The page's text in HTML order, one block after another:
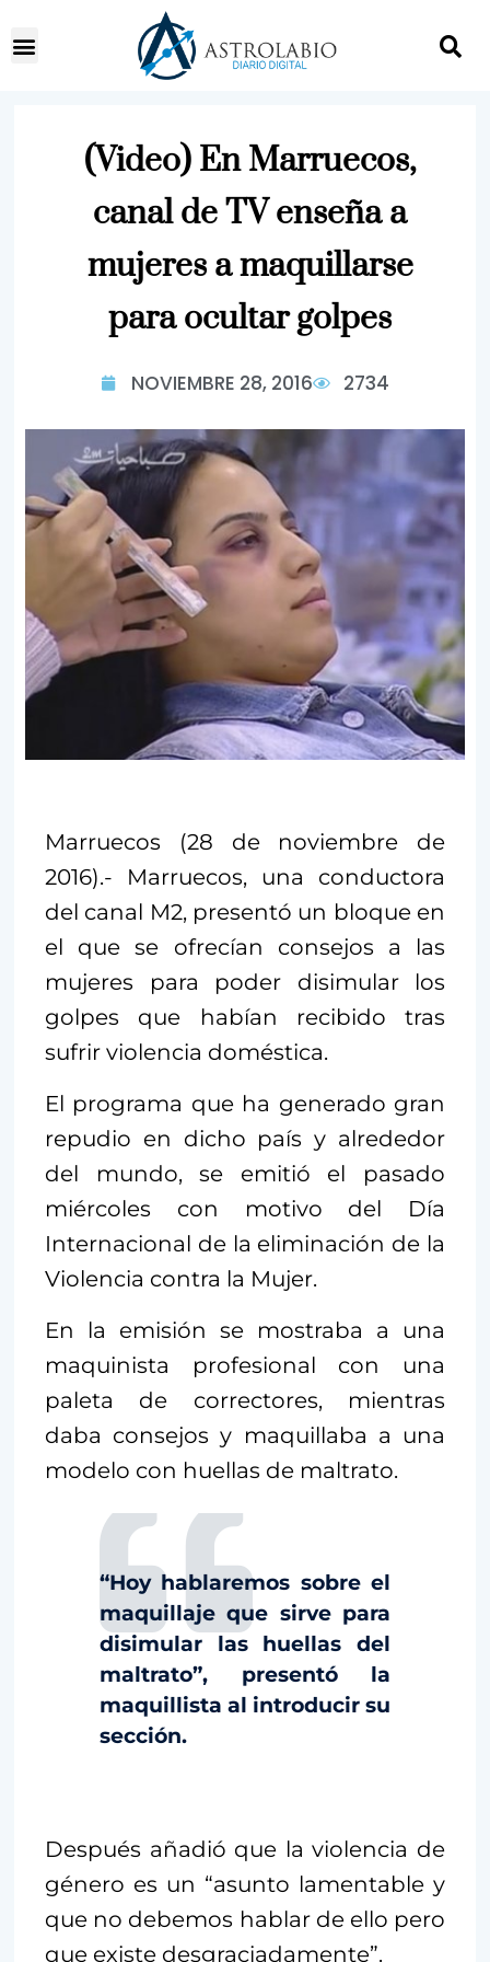
(Video) En Marruecos,
canal de TV enseña a
mujeres a maquillarse
para ocultar golpes
NOVIEMBRE 28, 2016 2734
Marruecos (28 de noviembre de
2016).- Marruecos, una conductora
del canal M2, presentó un bloque en
el que se ofrecían consejos a las
mujeres para poder disimular los
golpes que habían recibido tras
sufrir violencia doméstica.
El programa que ha generado gran
repudio en dicho país y alrededor
del mundo, se emitió el pasado
miércoles con motivo del Día
Internacional de la eliminación de la
Violencia contra la Mujer.
En la emisión se mostraba a una
maquinista profesional con una
paleta de correctores, mientras
daba consejos y maquillaba a una
modelo con huellas de maltrato.
“Hoy hablaremos sobre el
maquillaje que sirve para
disimular las huellas del
maltrato”, presentó la
maquillista al introducir su
sección.
Después añadió que la violencia de
género es un “asunto lamentable y
que no debemos hablar de ello pero
que existe desgraciadamente”.